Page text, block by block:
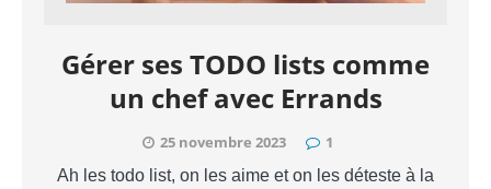
Gérer ses TODO lists comme
un chef avec Errands
25 novembre 2023 1
Ah les todo list, on les aime et on les déteste à la